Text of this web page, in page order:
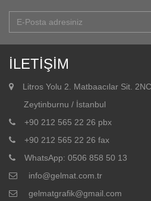
İLETİŞİM
Litros Yolu 2. Matbaacılar Sit.
Zeytinburnu / İstanbul
+90 212 565 22 26 pbx
+90 212 565 22 26 fax
WhatsApp: 0506 858 50 13
info@gelmat.com.tr
gelmatgrafik@gmail.com